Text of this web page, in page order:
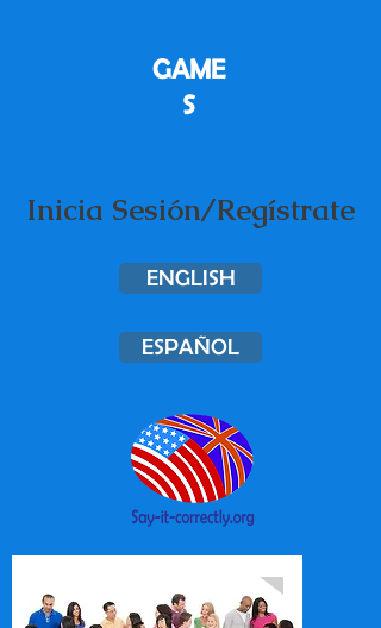
GAME
S
Inicia Sesión/Regístrate
ENGLISH
ESPAÑOL